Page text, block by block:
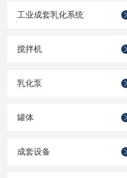
工业成套乳化系统
搅拌机
乳化泵
罐体
成套设备